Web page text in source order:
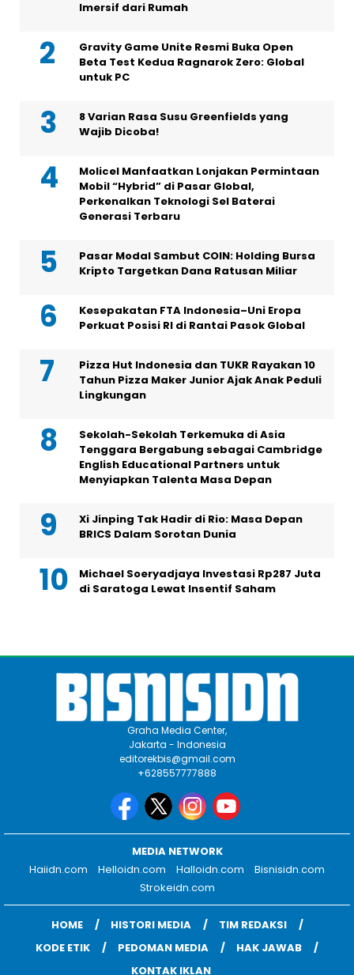
Imersif dari Rumah
Gravity Game Unite Resmi Buka Open
Beta Test Kedua Ragnarok Zero: Global
untuk PC
8 Varian Rasa Susu Greenfields yang
Wajib Dicoba!
Molicel Manfaatkan Lonjakan Permintaan
Mobil “Hybrid” di Pasar Global,
Perkenalkan Teknologi Sel Baterai
Generasi Terbaru
Pasar Modal Sambut COIN: Holding Bursa
Kripto Targetkan Dana Ratusan Miliar
Kesepakatan FTA Indonesia–Uni Eropa
Perkuat Posisi RI di Rantai Pasok Global
Pizza Hut Indonesia dan TUKR Rayakan 10
Tahun Pizza Maker Junior Ajak Anak Peduli
Lingkungan
Sekolah-Sekolah Terkemuka di Asia
Tenggara Bergabung sebagai Cambridge
English Educational Partners untuk
Menyiapkan Talenta Masa Depan
Xi Jinping Tak Hadir di Rio: Masa Depan
BRICS Dalam Sorotan Dunia
Michael Soeryadjaya Investasi Rp287 Juta
di Saratoga Lewat Insentif Saham
Graha Media Center,
Jakarta - Indonesia
editorekbis@gmail.com
+628557777888
MEDIA NETWORK
Haiidn.com
Helloidn.com Halloidn.com
Bisnisidn.com
Strokeidn.com
HOME HISTORI MEDIA
TIM REDAKSI
KODE ETIK
PEDOMAN MEDIA
HAK JAWAB
KONTAK IKLAN